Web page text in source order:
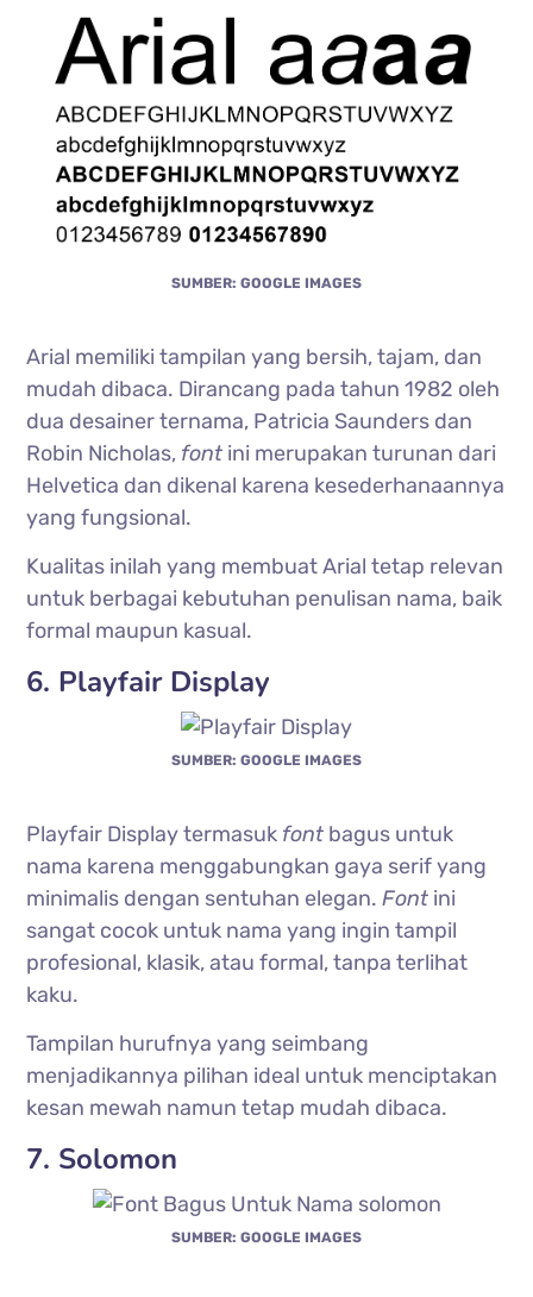
SUMBER: GOOGLE IMAGES
Arial memiliki tampilan yang bersih, tajam, dan
mudah dibaca. Dirancang pada tahun 1982 oleh
dua desainer ternama, Patricia Saunders dan
Robin Nicholas, font ini merupakan turunan dari
Helvetica dan dikenal karena kesederhanaannya
yang fungsional.
Kualitas inilah yang membuat Arial tetap relevan
untuk berbagai kebutuhan penulisan nama, baik
formal maupun kasual.
6. Playfair Display
SUMBER: GOOGLE IMAGES
Playfair Display termasuk font bagus untuk
nama karena menggabungkan gaya serif yang
minimalis dengan sentuhan elegan.Font ini
sangat cocok untuk nama yang ingin tampil
profesional, klasik, atau formal, tanpa terlihat
kaku.
Tampilan hurufnya yang seimbang
menjadikannya pilihan ideal untuk menciptakan
kesan mewah namun tetap mudah dibaca.
7. Solomon
SUMBER: GOOGLE IMAGES